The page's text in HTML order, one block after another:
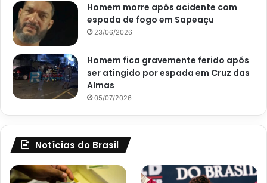
Homem morre após acidente com
espada de fogo em Sapeaçu
23/06/2026
Homem fica gravemente ferido após
ser atingido por espada em Cruz das
Almas
05/07/2026
Notícias do Brasil